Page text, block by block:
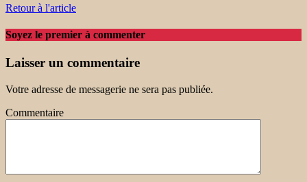
Retour à l'article
Soyez le premier à commenter
Laisser un commentaire
Votre adresse de messagerie ne sera pas publiée.
Commentaire